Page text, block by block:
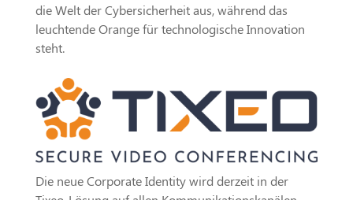
die Welt der Cybersicherheit aus, während das
leuchtende Orange für technologische Innovation
steht.
Die neue Corporate Identity wird derzeit in der